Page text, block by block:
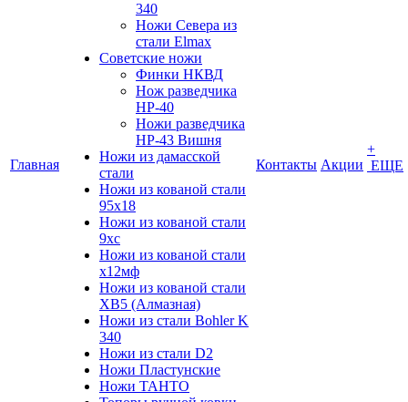
Главная
340
Ножи Севера из
стали Elmax
Советские ножи
Финки НКВД
Нож разведчика
НР-40
Ножи разведчика
НР-43 Вишня
Ножи из дамасской
стали
Ножи из кованой стали
95х18
Ножи из кованой стали
9хс
Ножи из кованой стали
х12мф
Ножи из кованой стали
ХВ5 (Алмазная)
Ножи из стали Bohler K
340
Ножи из стали D2
Ножи Пластунские
Ножи ТАНТО
Контакты Акции
+
ЕЩЕ